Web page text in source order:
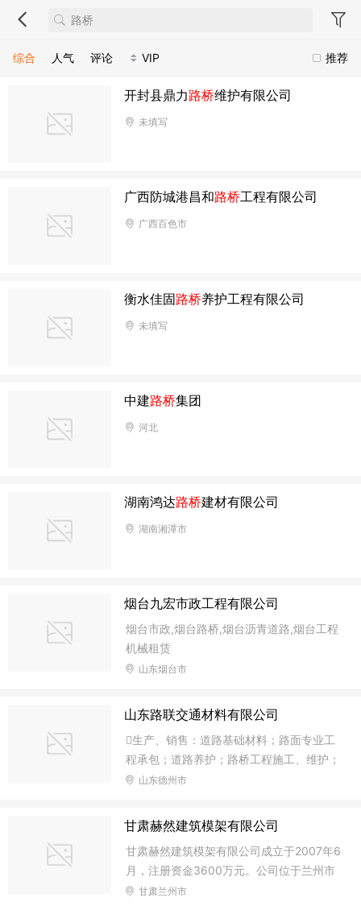
推荐
综合 人气 评论 VIP
开封县鼎力路桥维护有限公司
未填写
广西防城港昌和路桥工程有限公司
广西百色市
衡水佳固路桥养护工程有限公司
未填写
中建路桥集团
河北
湖南鸿达路桥建材有限公司
湖南湘潭市
烟台九宏市政工程有限公司
烟台市政,烟台路桥,烟台沥青道路,烟台工程
机械租赁
山东烟台市
山东路联交通材料有限公司
生产、销售：道路基础材料；路面专业工
程承包；道路养护；路桥工程施工、维护；
货物及技术的进出口业务。（依法须经批准
动）
山东德州市
甘肃赫然建筑模架有限公司
甘肃赫然建筑模架有限公司成立于2007年6
月，注册资金3600万元。公司位于兰州市
七里河区西果园镇，占地40余亩，厂房200
甘肃兰州市